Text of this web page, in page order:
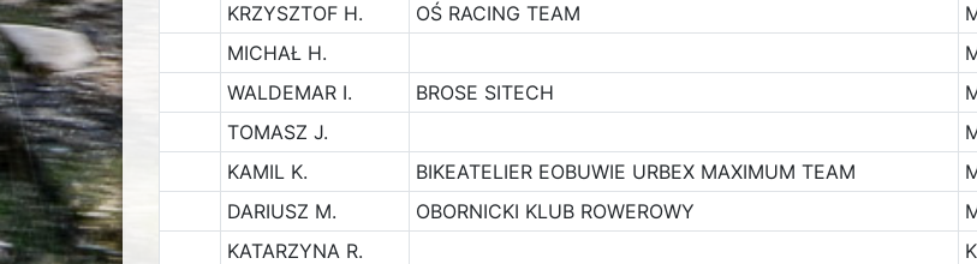
KRZYSZTOF H.
OŚ RACING TEAM
MICHAŁ H.
WALDEMAR I.
BROSE SITECH
TOMASZ J.
KAMIL K.
BIKEATELIER EOBUWIE URBEX MAXIMUM TEAM
DARIUSZ M.
OBORNICKI KLUB ROWEROWY
KATARZYNA R.
K